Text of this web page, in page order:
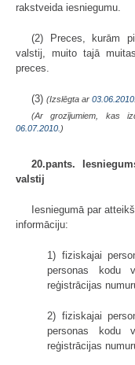
rakstveida iesniegumu.
(2) Preces, kurām
valstij, muito tajā
preces.
(3) (Izslēgta ar 03.06.2010
(Ar grozījumiem, kas
06.07.2010. )
20.pants.
valstij
Iesniegumā par
informāciju:
1) fiziskajai
personas kodu
reģistrācijas
2) fiziskajai
personas kodu
reģistrācijas